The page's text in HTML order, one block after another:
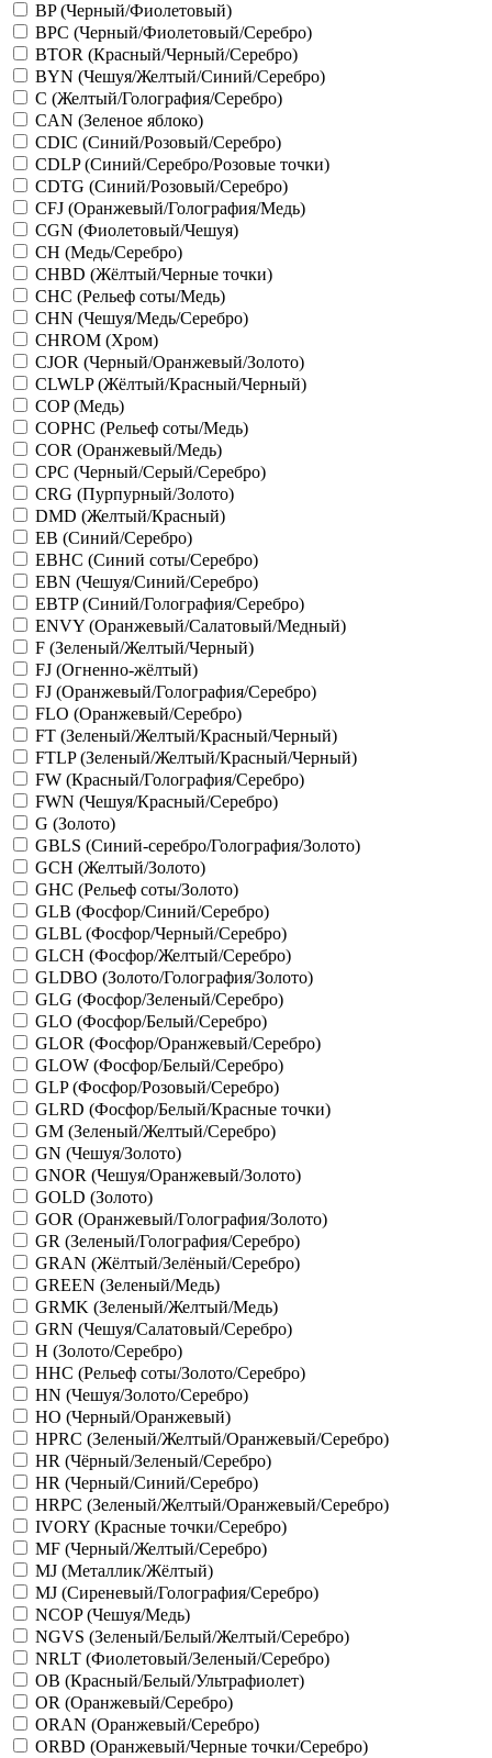
BP (Черный/Фиолетовый)
BPC (Черный/Фиолетовый/Серебро)
BTOR (Красный/Черный/Серебро)
BYN (Чешуя/Желтый/Синий/Серебро)
C (Желтый/Голография/Серебро)
CAN (Зеленое яблоко)
CDIC (Синий/Розовый/Серебро)
CDLP (Синий/Серебро/Розовые точки)
CDTG (Синий/Розовый/Серебро)
CFJ (Оранжевый/Голография/Медь)
CGN (Фиолетовый/Чешуя)
CH (Медь/Серебро)
CHBD (Жёлтый/Черные точки)
CHC (Рельеф соты/Медь)
CHN (Чешуя/Медь/Серебро)
CHROM (Хром)
CJOR (Черный/Оранжевый/Золото)
CLWLP (Жёлтый/Красный/Черный)
COP (Медь)
COPHC (Рельеф соты/Медь)
COR (Оранжевый/Медь)
CPC (Черный/Серый/Серебро)
CRG (Пурпурный/Золото)
DMD (Желтый/Красный)
EB (Синий/Серебро)
EBHC (Синий соты/Серебро)
EBN (Чешуя/Синий/Серебро)
EBTP (Синий/Голография/Серебро)
ENVY (Оранжевый/Салатовый/Медный)
F (Зеленый/Желтый/Черный)
FJ (Огненно-жёлтый)
FJ (Оранжевый/Голография/Серебро)
FLO (Оранжевый/Серебро)
FT (Зеленый/Желтый/Красный/Черный)
FTLP (Зеленый/Желтый/Красный/Черный)
FW (Красный/Голография/Серебро)
FWN (Чешуя/Красный/Серебро)
G (Золото)
GBLS (Синий-серебро/Голография/Золото)
GCH (Желтый/Золото)
GHC (Рельеф соты/Золото)
GLB (Фосфор/Синий/Серебро)
GLBL (Фосфор/Черный/Серебро)
GLCH (Фосфор/Желтый/Серебро)
GLDBO (Золото/Голография/Золото)
GLG (Фосфор/Зеленый/Серебро)
GLO (Фосфор/Белый/Серебро)
GLOR (Фосфор/Оранжевый/Серебро)
GLOW (Фосфор/Белый/Серебро)
GLP (Фосфор/Розовый/Серебро)
GLRD (Фосфор/Белый/Красные точки)
GM (Зеленый/Желтый/Серебро)
GN (Чешуя/Золото)
GNOR (Чешуя/Оранжевый/Золото)
GOLD (Золото)
GOR (Оранжевый/Голография/Золото)
GR (Зеленый/Голография/Серебро)
GRAN (Жёлтый/Зелёный/Серебро)
GREEN (Зеленый/Медь)
GRMK (Зеленый/Желтый/Медь)
GRN (Чешуя/Салатовый/Серебро)
H (Золото/Серебро)
HHC (Рельеф соты/Золото/Серебро)
HN (Чешуя/Золото/Серебро)
HO (Черный/Оранжевый)
HPRC (Зеленый/Желтый/Оранжевый/Серебро)
HR (Чёрный/Зеленый/Серебро)
HR (Черный/Синий/Серебро)
HRPC (Зеленый/Желтый/Оранжевый/Серебро)
IVORY (Красные точки/Серебро)
MF (Черный/Желтый/Серебро)
MJ (Металлик/Жёлтый)
MJ (Сиреневый/Голография/Серебро)
NCOP (Чешуя/Медь)
NGVS (Зеленый/Белый/Желтый/Серебро)
NRLT (Фиолетовый/Зеленый/Серебро)
OB (Красный/Белый/Ультрафиолет)
OR (Оранжевый/Серебро)
ORAN (Оранжевый/Серебро)
ORBD (Оранжевый/Черные точки/Серебро)